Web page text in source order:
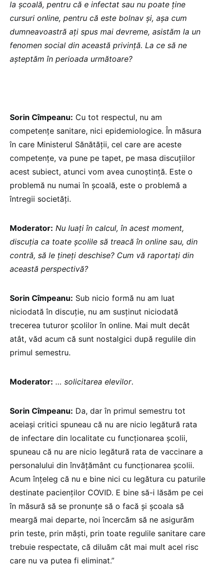
la școală, pentru că e infectat sau nu poate ține
cursuri online, pentru că este bolnav și, așa cum
dumneavoastră ați spus mai devreme, asistăm la un
fenomen social din această privință. La ce să ne
așteptăm în perioada următoare?
Sorin Cîmpeanu: Cu tot respectul, nu am
competențe sanitare, nici epidemiologice. În măsura
în care Ministerul Sănătății, cel care are aceste
competențe, va pune pe tapet, pe masa discuțiilor
acest subiect, atunci vom avea cunoștință. Este o
problemă nu numai în școală, este o problemă a
întregii societăți.
Moderator: Nu luați în calcul, în acest moment,
discuția ca toate școlile să treacă în online sau, din
contră, să le țineți deschise? Cum vă raportați din
această perspectivă?
Sorin Cîmpeanu: Sub nicio formă nu am luat
niciodată în discuție, nu am susținut niciodată
trecerea tuturor școlilor în online. Mai mult decât
atât, văd acum că sunt nostalgici după regulile din
primul semestru.
Moderator: … solicitarea elevilor.
Sorin Cîmpeanu: Da, dar în primul semestru tot
aceiași critici spuneau că nu are nicio legătură rata
de infectare din localitate cu funcționarea școlii,
spuneau că nu are nicio legătură rata de vaccinare a
personalului din învățământ cu funcționarea școlii.
Acum înțeleg că nu e bine nici cu legătura cu paturile
destinate pacienților COVID. E bine să-i lăsăm pe cei
în măsură să se pronunțe să o facă și școala să
meargă mai departe, noi încercăm să ne asigurăm
prin teste, prin măști, prin toate regulile sanitare care
trebuie respectate, că diluăm cât mai mult acel risc
care nu va putea fi eliminat.”